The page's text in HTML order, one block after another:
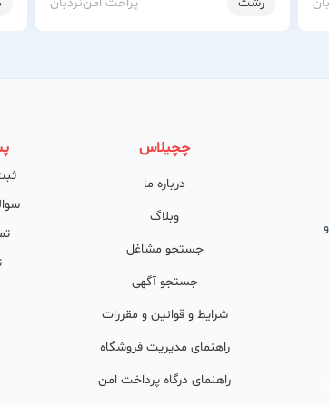
چچیلاس
درباره ما
وبلاگ
جستجو مشاغل
جستجو آگهی
شرایط و قوانین و مقررات
راهنمای مدیریت فروشگاه
راهنمای درگاه پرداخت امن